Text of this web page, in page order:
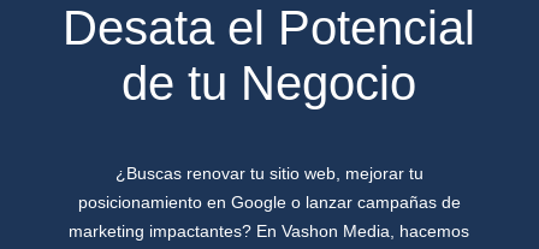
Desata el Potencial
de tu Negocio
¿Buscas renovar tu sitio web, mejorar tu
posicionamiento en Google o lanzar campañas de
marketing impactantes? En Vashon Media, hacemos